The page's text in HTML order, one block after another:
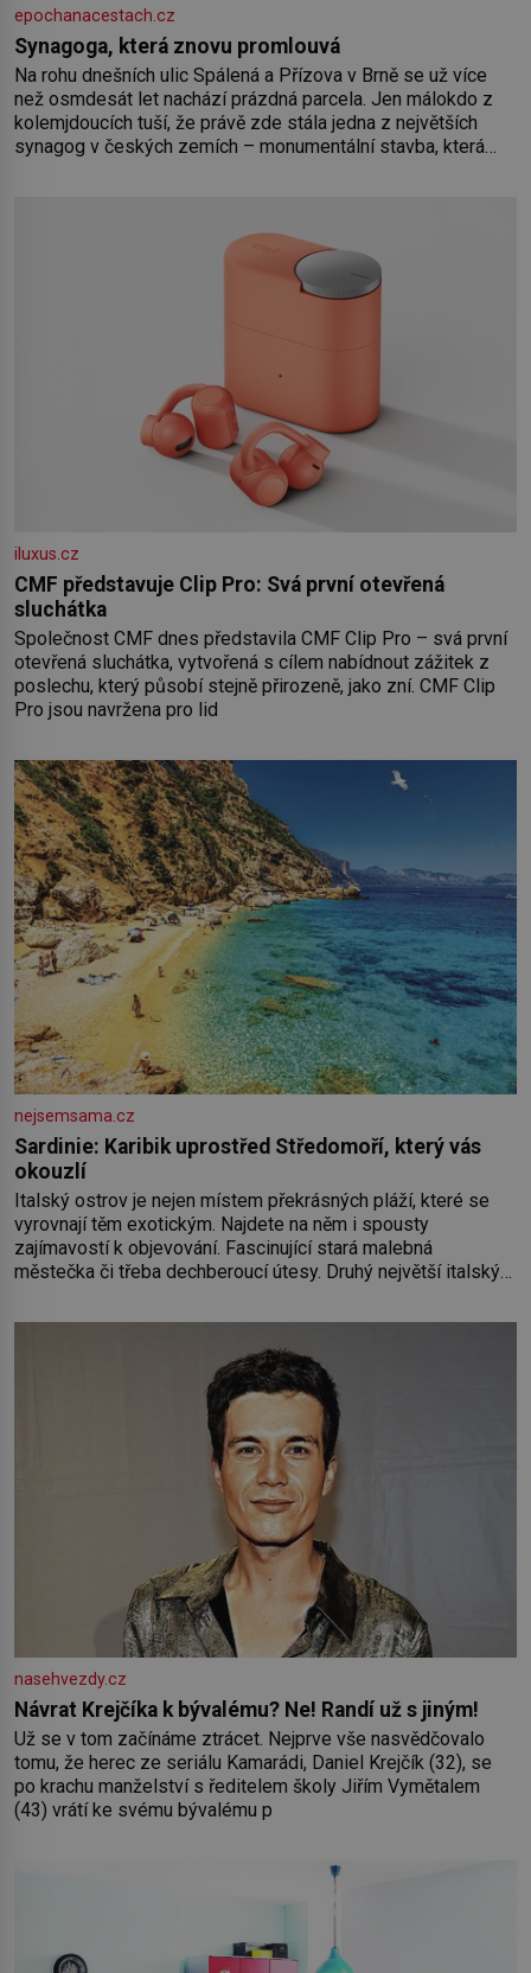
epochanacestach.cz
Synagoga, která znovu promlouvá
Na rohu dnešních ulic Spálená a Přízova v Brně se už více
než osmdesát let nachází prázdná parcela. Jen málokdo z
kolemjdoucích tuší, že právě zde stála jedna z největších
synagog v českých zemích – monumentální stavba, která
iluxus.cz
CMF představuje Clip Pro: Svá první otevřená
sluchátka
Společnost CMF dnes představila CMF Clip Pro – svá první
otevřená sluchátka, vytvořená s cílem nabídnout zážitek z
poslechu, který působí stejně přirozeně, jako zní. CMF Clip
Pro jsou navržena pro lid
nejsemsama.cz
Sardinie: Karibik uprostřed Středomoří, který vás
okouzlí
Italský ostrov je nejen místem překrásných pláží, které se
vyrovnají těm exotickým. Najdete na něm i spousty
zajímavostí k objevování. Fascinující stará malebná
městečka či třeba dechberoucí útesy. Druhý největší italský
ohromí nejen svými plážemi s bílým pískem jako v Karibiku,
ale i divokou krajinou, také bohatou historií i luxusem.Zjistěte,
nasehvezdy.cz
Návrat Krejčíka k bývalému? Ne! Randí už s jiným!
Už se v tom začínáme ztrácet. Nejprve vše nasvědčovalo
tomu, že herec ze seriálu Kamarádi, Daniel Krejčík (32), se
po krachu manželství s ředitelem školy Jiřím Vymětalem
(43) vrátí ke svému bývalému p